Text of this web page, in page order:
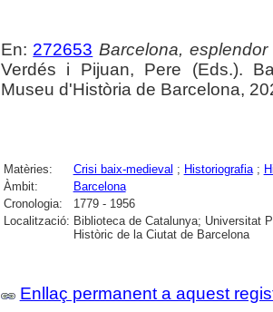
En: 272653 Barcelona,
Verdés i Pijuan, Pere (Eds.).
Museu d'Història de Barcelona,
Matèries: Crisi baix-medieval ; Historiografia;
Àmbit:
Barcelona
Cronologia:
1779 - 1956
Localització: Biblioteca de Catalunya; Universitat
Històric de la Ciutat de Barcelona
Enllaç permanent a aquest